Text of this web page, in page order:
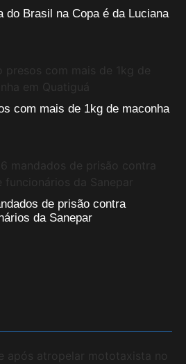
do Brasil na Copa é da Luciana
com mais de 1kg de maconha
de prisão contra
da Sanepar